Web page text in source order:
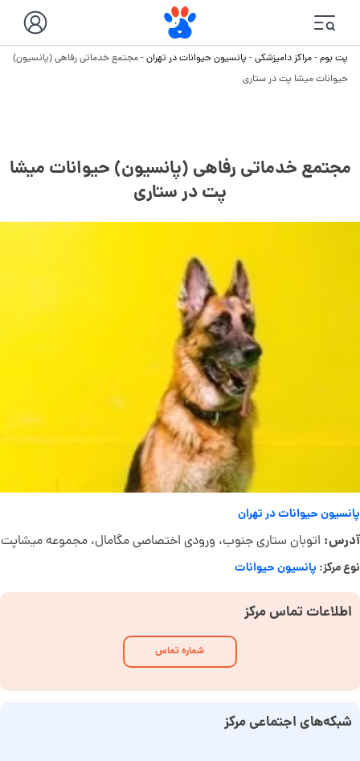
پت بوم-مراکز دامپزشکی- پانسیون حیوانات در تهران-مجتمع خدماتی رفاهی (پانسیون)
حیوانات میشا پت در ستاری
مجتمع خدماتی رفاهی (پانسیون) حیوانات میشا
پت در ستاری
پانسیون حیوانات در تهران
آدرس: اتوبان ستاری جنوب، ورودی اختصاصی مگامال، مجموعه میشاپت
نوع مرکز: پانسیون حیوانات
اطلاعات تماس مرکز
شماره تماس
شبکه‌های اجتماعی مرکز